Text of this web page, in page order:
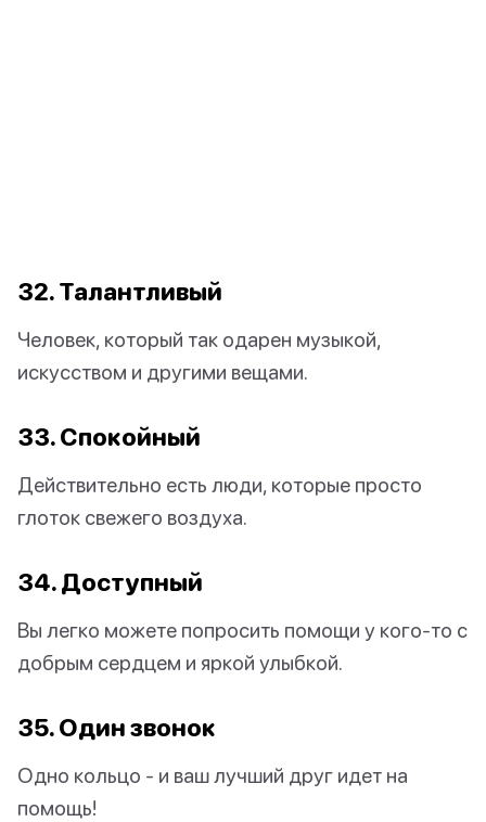
32. Талантливый
Человек, который так одарен музыкой,
искусством и другими вещами.
33. Спокойный
Действительно есть люди, которые просто
глоток свежего воздуха.
34. Доступный
Вы легко можете попросить помощи у кого-то с
добрым сердцем и яркой улыбкой.
35. Один звонок
Одно кольцо - и ваш лучший друг идет на
помощь!